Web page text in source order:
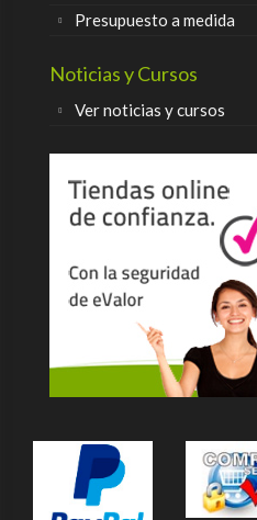
Presupuesto a medida
Noticias y Cursos
Ver noticias y cursos